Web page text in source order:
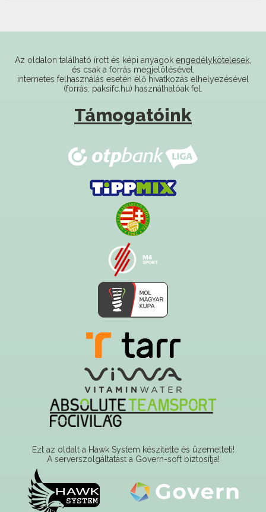
internetes felhasználás esetén élő hivatkozás elhelyezésével
(forrás: paksifc.hu) használhatóak fel.
Támogatóink
Ezt az oldalt a Hawk System készítette és üzemelteti!